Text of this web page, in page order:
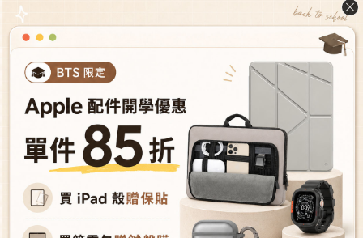
智能休眠喚醒
智能休眠喚醒功能，降低電池耗損、延長電池壽命。